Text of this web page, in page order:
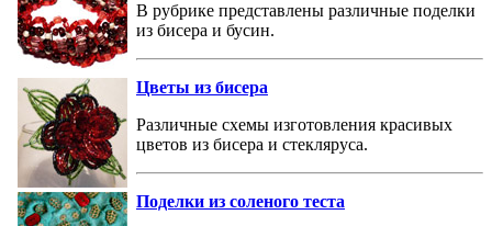
В рубрике представлены различные поделки
из бисера и бусин.
Цветы из бисера
Различные схемы изготовления красивых
цветов из бисера и стекляруса.
Поделки из соленого теста